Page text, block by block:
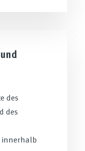
des
des
innerhalb